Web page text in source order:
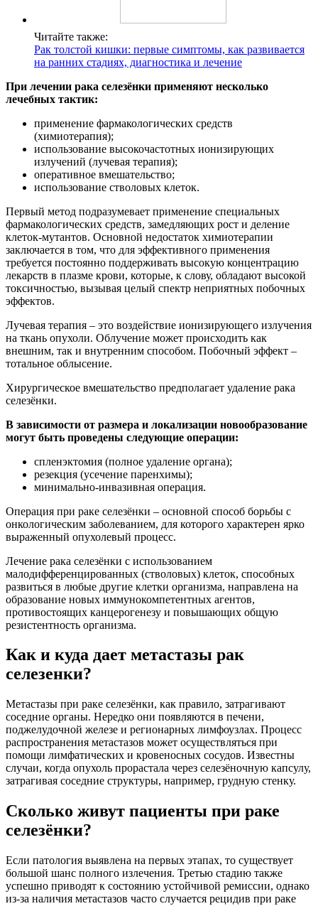
Читайте также:
Рак толстой кишки: первые симптомы, как развивается
на ранних стадиях, диагностика и лечение
При лечении рака селезёнки применяют несколько
лечебных тактик:
применение фармакологических средств
(химиотерапия);
использование высокочастотных ионизирующих
излучений (лучевая терапия);
оперативное вмешательство;
использование стволовых клеток.
Первый метод подразумевает применение специальных
фармакологических средств, замедляющих рост и деление
клеток-мутантов. Основной недостаток химиотерапии
заключается в том, что для эффективного применения
требуется постоянно поддерживать высокую концентрацию
лекарств в плазме крови, которые, к слову, обладают высокой
токсичностью, вызывая целый спектр неприятных побочных
эффектов.
Лучевая терапия – это воздействие ионизирующего излучения
на ткань опухоли. Облучение может происходить как
внешним, так и внутренним способом. Побочный эффект –
тотальное облысение.
Хирургическое вмешательство предполагает удаление рака
селезёнки.
В зависимости от размера и локализации новообразование
могут быть проведены следующие операции:
спленэктомия (полное удаление органа);
резекция (усечение паренхимы);
минимально-инвазивная операция.
Операция при раке селезёнки – основной способ борьбы с
онкологическим заболеванием, для которого характерен ярко
выраженный опухолевый процесс.
Лечение рака селезёнки с использованием
малодифференцированных (стволовых) клеток, способных
развиться в любые другие клетки организма, направлена на
образование новых иммунокомпетентных агентов,
противостоящих канцерогенезу и повышающих общую
резистентность организма.
Как и куда дает метастазы рак
селезенки?
Метастазы при раке селезёнки, как правило, затрагивают
соседние органы. Нередко они появляются в печени,
поджелудочной железе и регионарных лимфоузлах. Процесс
распространения метастазов может осуществляться при
помощи лимфатических и кровеносных сосудов. Известны
случаи, когда опухоль прорастала через селезёночную капсулу,
затрагивая соседние структуры, например, грудную стенку.
Сколько живут пациенты при раке
селезёнки?
Если патология выявлена на первых этапах, то существует
большой шанс полного излечения. Третью стадию также
успешно приводят к состоянию устойчивой ремиссии, однако
из-за наличия метастазов часто случается рецидив при раке